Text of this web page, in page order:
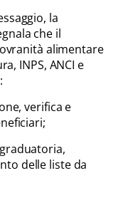
la
che il
alimentare
INPS, ANCI e
verifica e
delle liste da